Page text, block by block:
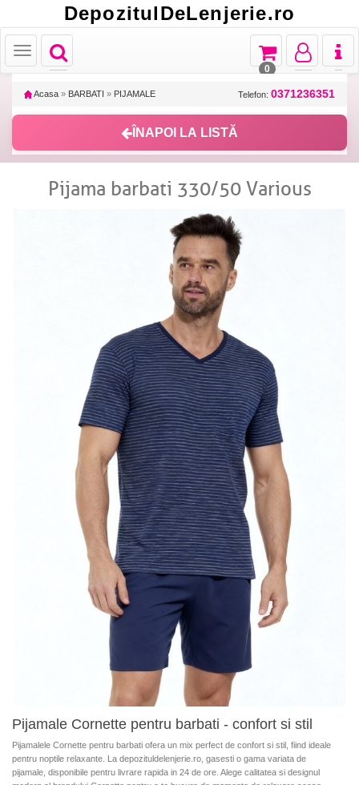
DepozitulDeLenjerie.ro
Toggle
navigation
Toggle
Toggle
navigation
Toggle
navigation
Toggle
navigation
0
Acasa » BARBATI » PIJAMALE Telefon: 0371236351
ÎNAPOI LA LISTĂ
Pijama barbati 330/50 Various
Pijamale Cornette pentru barbati - confort si stil
Pijamalele Cornette pentru barbati ofera un mix perfect de confort si stil, fiind ideale
pentru noptile relaxante. La depozituldelenjerie.ro, gasesti o gama variata de
pijamale, disponibile pentru livrare rapida in 24 de ore. Alege calitatea si designul